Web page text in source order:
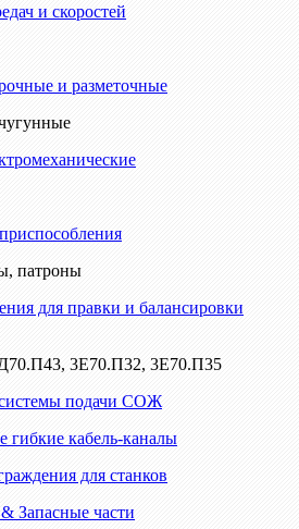
и скоростей
и разметочные
патроны
для правки и балансировки
3Е70.П32, 3Е70.П35
подачи СОЖ
гибкие кабель-каналы
для станков
Запасные части